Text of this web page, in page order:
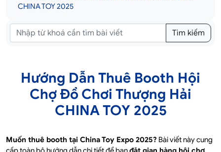
CHINA TOY 2025
Tìm kiếm
Hướng Dẫn Thuê Booth Hội
Chợ Đồ Chơi Thượng Hải
CHINA TOY 2025
Muốn thuê booth tại China Toy Expo 2025? Bài viết này cung